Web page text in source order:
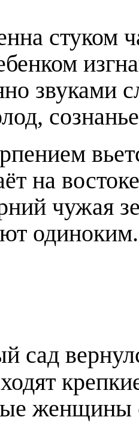
стуком
звуками
на
чужая
одиноким.
сад
женщины